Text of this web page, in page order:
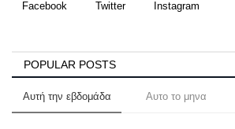
Facebook Twitter Instagram
POPULAR POSTS
Αυτή την εβδομάδα Αυτο το μηνα